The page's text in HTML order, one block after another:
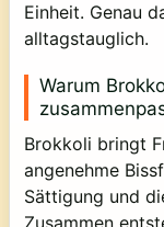
Einheit. Genau
alltagstauglich.
Warum
Brokkoli bringt
angenehme
Sättigung und